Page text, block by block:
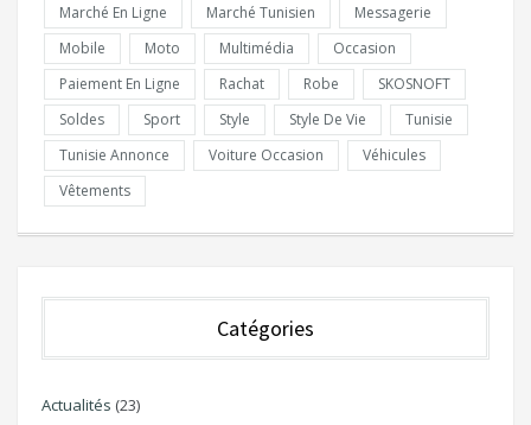
Marché En Ligne
Marché Tunisien
Messagerie
Mobile
Moto Multimédia
Occasion
Paiement En Ligne
Rachat Robe
SKOSNOFT
Soldes
Sport Style Style De Vie
Tunisie
Tunisie Annonce
Voiture Occasion
Véhicules
Vêtements
Catégories
Actualités (23)